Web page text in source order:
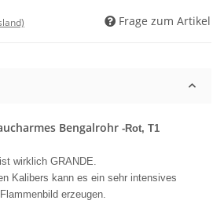
Frage zum Artikel
Bengalrohr -Rot, T1
wirklich GRANDE.
Kalibers kann es ein sehr intensives
erzeugen.